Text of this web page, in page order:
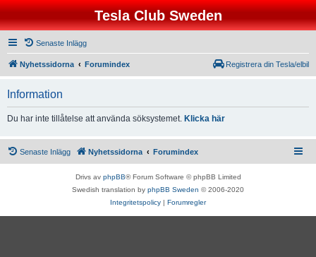
Tesla Club Sweden
Senaste Inlägg
Nyhetssidorna Forumindex Registrera din Tesla/elbil
Information
Du har inte tillåtelse att använda söksystemet. Klicka här
Senaste Inlägg Nyhetssidorna Forumindex
Drivs av phpBB® Forum Software © phpBB Limited
Swedish translation by phpBB Sweden © 2006-2020
Integritetspolicy | Forumregler